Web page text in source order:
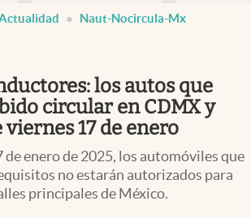
Naut-Nocircula-Mx
los autos que
circular en CDMX y
viernes 17 de enero
de enero de 2025, los automóviles que
no estarán autorizados para
principales de México.